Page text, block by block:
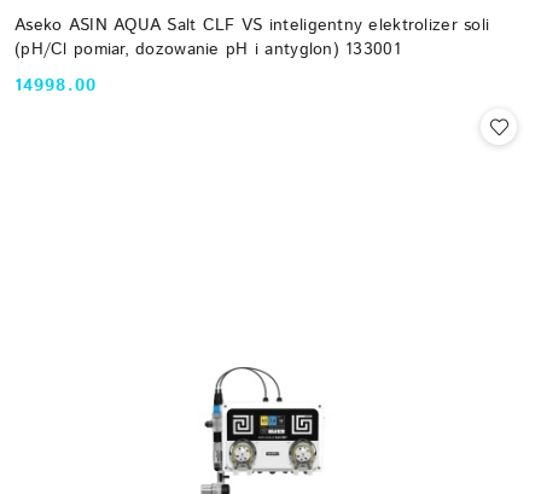
Aseko ASIN AQUA Salt CLF VS inteligentny elektrolizer soli
(pH/Cl pomiar, dozowanie pH i antyglon) 133001
Cena:
14998.00